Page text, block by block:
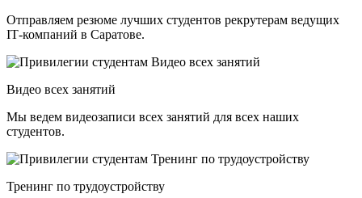
Отправляем резюме лучших студентов рекрутерам ведущих
ІТ-компаний в Саратове.
Видео всех занятий
Мы ведем видеозаписи всех занятий для всех наших
студентов.
Тренинг по трудоустройству